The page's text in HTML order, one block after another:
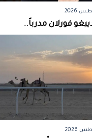
فورلان مدرباً..